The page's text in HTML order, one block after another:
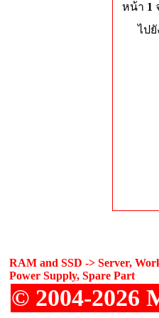
หน้า 1
ไปยั
RAM and SSD -> Server,
Power Supply, Spare Part
© 2004-2026